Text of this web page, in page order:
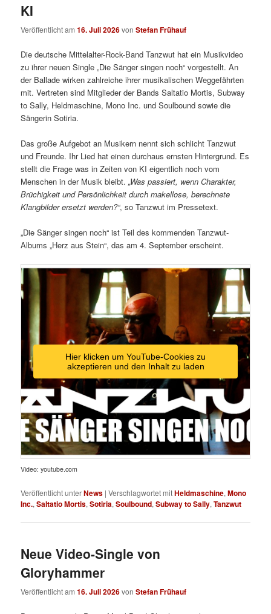
KI
Veröffentlicht am16. Juli 2026vonStefan Frühauf
Die deutsche Mittelalter-Rock-Band Tanzwut hat ein Musikvideo
zu ihrer neuen Single „Die Sänger singen noch“ vorgestellt. An
der Ballade wirken zahlreiche ihrer musikalischen Weggefährten
mit. Vertreten sind Mitglieder der Bands Saltatio Mortis, Subway
to Sally, Heldmaschine, Mono Inc. und Soulbound sowie die
Sängerin Sotiria.
Das große Aufgebot an Musikern nennt sich schlicht Tanzwut
und Freunde. Ihr Lied hat einen durchaus ernsten Hintergrund. Es
stellt die Frage was in Zeiten von KI eigentlich noch vom
Menschen in der Musik bleibt.„Was passiert, wenn Charakter,
Brüchigkeit und Persönlichkeit durch makellose, berechnete
Klangbilder ersetzt werden?“, so Tanzwut im Pressetext.
„Die Sänger singen noch“ ist Teil des kommenden Tanzwut-
Albums „Herz aus Stein“, das am 4. September erscheint.
Hier klicken um YouTube-Cookies zu
akzeptieren und den Inhalt zu laden
Video: youtube.com
Veröffentlicht unterNews |Verschlagwortet mitHeldmaschine,Mono
Inc.,Saltatio Mortis,Sotiria,Soulbound,Subway to Sally,Tanzwut
Neue Video-Single von
Gloryhammer
Veröffentlicht am16. Juli 2026vonStefan Frühauf